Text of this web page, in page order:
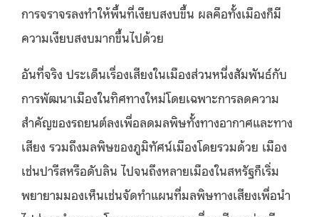
การจราจรลงทำให้พื้นที่เงียบสงบขึ้น ผลคือทั้งเมืองก็มี
ความเงียบสงบมากขึ้นไปด้วย
อันที่จริง ประเด็นเรื่องเสียงในเมืองส่วนหนึ่งสัมพันธ์กับ
การพัฒนาเมืองในทิศทางใหม่โดยเฉพาะการลดความ
สำคัญของรถยนต์ลงเพื่อลดมลพิษทั้งทางอากาศและทาง
เสียง รวมถึงมลพิษของภูมิทัศน์เมืองโดยรวมด้วย เมือง
เช่นปารีสหรือดับลิน ไปจนถึงหลายเมืองในสหรัฐก็เริ่ม
พยายามมองเห็นเช่นจัดทำแผนที่มลพิษทางเสียงเพื่อนำ